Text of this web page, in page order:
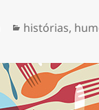
Categorias
histórias,